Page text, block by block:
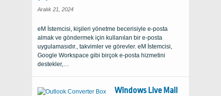
Aralık 21, 2024
eM İstemcisi, kişileri yönetme becerisiyle e-posta
almak ve göndermek için kullanılan bir e-posta
uygulamasıdır., takvimler ve görevler. eM İstemcisi,
Google Workspace gibi birçok e-posta hizmetini
destekler,…
Windows Live Mail